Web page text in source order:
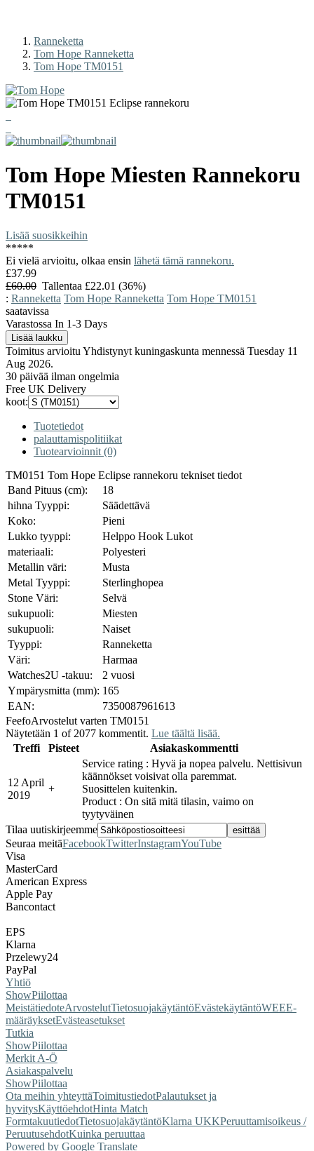
Ranneketta
Tom Hope Ranneketta
Tom Hope TM0151
Tom Hope Miesten Rannekoru
TM0151
Lisää suosikkeihin
*****
Ei vielä arvioitu, olkaa ensin lähetä tämä rannekoru.
£37.99
£60.00 Tallentaa £22.01 (36%)
: Ranneketta Tom Hope Ranneketta Tom Hope TM0151
saatavissa
Varastossa In 1-3 Days
Toimitus arvioitu Yhdistynyt kuningaskunta mennessä Tuesday 11
Aug 2026.
30 päivää ilman ongelmia
Free UK Delivery
koot:
Tuotetiedot
palauttamispolitiikat
Tuotearvioinnit (0)
TM0151 Tom Hope Eclipse rannekoru tekniset tiedot
Band Pituus (cm):
18
hihna Tyyppi:
Säädettävä
Koko:
Pieni
Lukko tyyppi:
Helppo Hook Lukot
materiaali:
Polyesteri
Metallin väri:
Musta
Metal Tyyppi:
Sterlinghopea
Stone Väri:
Selvä
sukupuoli:
Miesten
sukupuoli:
Naiset
Tyyppi:
Ranneketta
Väri:
Harmaa
Watches2U -takuu:
2 vuosi
Ympärysmitta (mm): 165
EAN:
7350087961613
FeefoArvostelut varten TM0151
Näytetään 1 of 2077 kommentit. Lue täältä lisää.
Treffi
Pisteet Asiakaskommentti
12 April
2019
+
Service rating : Hyvä ja nopea palvelu. Nettisivun
käännökset voisivat olla paremmat.
Suosittelen kuitenkin.
Product : On sitä mitä tilasin, vaimo on
tyytyväinen
Tilaa uutiskirjeemme
Seuraa meitäFacebookTwitterInstagramYouTube
Visa
MasterCard
American Express
Apple Pay
Bancontact
EPS
Klarna
Przelewy24
PayPal
Yhtiö
ShowPiilottaa
MeistätiedoteArvostelutTietosuojakäytäntöEvästekäytäntöWEEE-
määräyksetEvästeasetukset
Tutkia
ShowPiilottaa
Merkit A-Ö
Asiakaspalvelu
ShowPiilottaa
Ota meihin yhteyttäToimitustiedotPalautukset ja
hyvitysKäyttöehdotHinta Match
FormtakuutiedotTietosuojakäytäntöKlarna UKKPeruuttamisoikeus /
PeruutusehdotKuinka peruuttaa
Powered by Google Translate